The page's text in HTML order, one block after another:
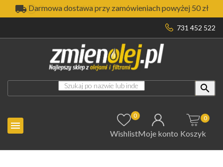
 Darmowa dostawa przy zamówieniach powyżej 50 zł
731 452 522


0
WishlistMoje konto Koszyk
0